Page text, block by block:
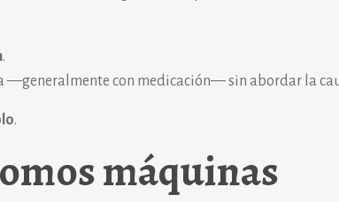
.
—generalmente con medicación— sin abordar la
.
máquinas